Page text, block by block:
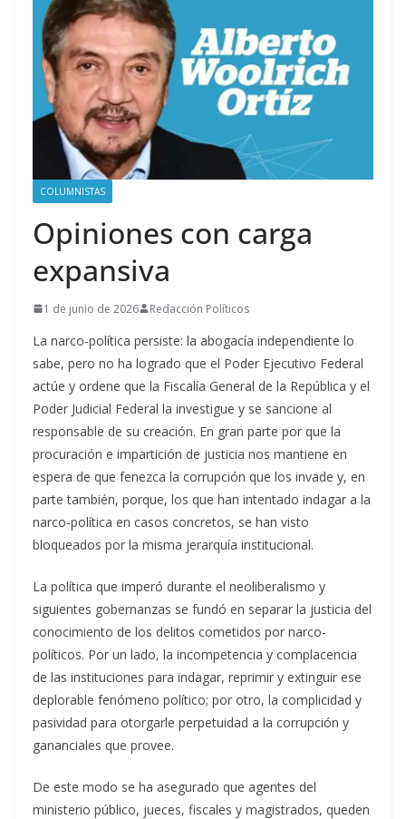
COLUMNISTAS
Opiniones con carga
expansiva
1 de junio de 2026 Redacción Políticos
La narco-política persiste: la abogacía independiente lo
sabe, pero no ha logrado que el Poder Ejecutivo Federal
actúe y ordene que la Fiscalía General de la República y el
Poder Judicial Federal la investigue y se sancione al
responsable de su creación. En gran parte por que la
procuración e impartición de justicia nos mantiene en
espera de que fenezca la corrupción que los invade y, en
parte también, porque, los que han intentado indagar a la
narco-política en casos concretos, se han visto
bloqueados por la misma jerarquía institucional.
La política que imperó durante el neoliberalismo y
siguientes gobernanzas se fundó en separar la justicia del
conocimiento de los delitos cometidos por narco-
políticos. Por un lado, la incompetencia y complacencia
de las instituciones para indagar, reprimir y extinguir ese
deplorable fenómeno político; por otro, la complicidad y
pasividad para otorgarle perpetuidad a la corrupción y
gananciales que provee.
De este modo se ha asegurado que agentes del
ministerio público, jueces, fiscales y magistrados, queden